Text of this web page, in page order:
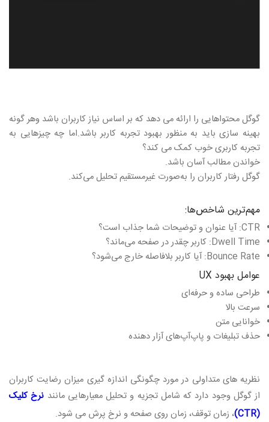
گوگل محتواهایی را ارائه می دهد که بر اساس نیاز کاربران باشد وهر گونه
بهینه سازی باید به منظور بهبود تجربه کاربر باشد.اما چه چیزهایی به
تجربه کاربری خوب کمک می کند؟
خواندن مطالب آسان باشد.
گوگل رفتار کاربران را به‌صورت غیرمستقیم تحلیل می‌کند.
مهم‌ترین شاخص‌ها:
CTR: آیا عنوان و توضیحات شما جذاب است؟
Dwell Time: کاربر چقدر در صفحه می‌ماند؟
Bounce Rate: آیا کاربر بلافاصله خارج می‌شود؟
عوامل بهبود UX
طراحی ساده و حرفه‌ای
سرعت بالا
خوانایی متن
حذف تبلیغات و پاپ‌آپ‌های آزار دهنده
نظریه های متداولی در مورد چگونگی اندازه گیری میزان رضایت کاربران
از گوگل وجود دارد که شامل تجزیه و تحلیل معیارهایی مانند نرخ کلیک
(CTR)
، زمان توقف، زمان روی صفحه و نرخ پرش می شود.